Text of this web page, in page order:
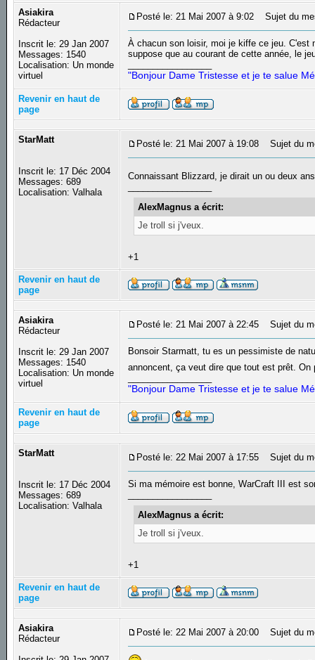
Asiakira
Rédacteur
Inscrit le: 29 Jan 2007
Messages: 1540
Localisation: Un monde
virtuel
Posté le: 21 Mai 2007 à 9:02 Sujet du
À chacun son loisir, moi je kiffe ce jeu. C'est
suppose que au courant de cette année, le
"Bonjour Dame Tristesse et je te salue
Revenir en haut de
page
StarMatt
Inscrit le: 17 Déc 2004
Messages: 689
Localisation: Valhala
Posté le: 21 Mai 2007 à 19:08 Sujet du
Connaissant Blizzard, je dirait un ou deux
AlexMagnus a écrit:
Je troll si j'veux.
+1
Revenir en haut de
page
Asiakira
Rédacteur
Inscrit le: 29 Jan 2007
Messages: 1540
Localisation: Un monde
virtuel
Posté le: 21 Mai 2007 à 22:45 Sujet du
Bonsoir Starmatt, tu es un pessimiste de
annoncent, ça veut dire que tout est prêt.
"Bonjour Dame Tristesse et je te salue
Revenir en haut de
page
StarMatt
Inscrit le: 17 Déc 2004
Messages: 689
Localisation: Valhala
Posté le: 22 Mai 2007 à 17:55 Sujet du
Si ma mémoire est bonne, WarCraft III est
AlexMagnus a écrit:
Je troll si j'veux.
+1
Revenir en haut de
page
Asiakira
Rédacteur
Posté le: 22 Mai 2007 à 20:00 Sujet du